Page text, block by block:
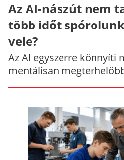
Az AI-nászút nem
több időt
vele?
Az AI egyszerre könnyíti
mentálisan